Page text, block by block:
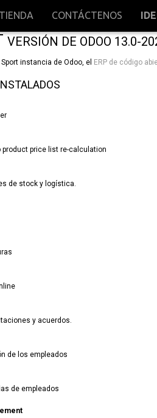
TIENDA CONTÁCTENOS
VERSIÓN DE ODOO 13.0-
instancia de Odoo, el ERP de código
price list re-calculation
de stock y logística.
y acuerdos.
de los empleados
de empleados